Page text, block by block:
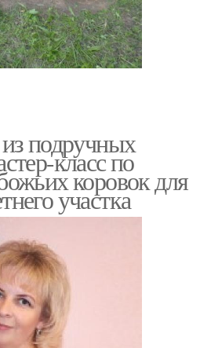
подручных
класс по
коровок для
участка